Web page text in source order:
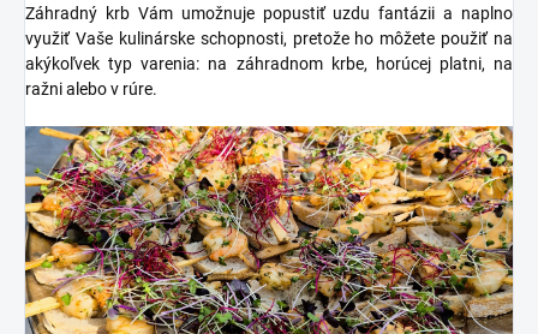
Záhradný krb Vám umožnuje popustiť uzdu fantázii a naplno
využiť Vaše kulinárske schopnosti, pretože ho môžete použiť na
akýkoľvek typ varenia: na záhradnom krbe, horúcej platni, na
ražni alebo v rúre.